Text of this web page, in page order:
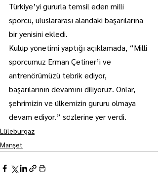
Türkiye’yi gururla temsil eden milli
sporcu, uluslararası alandaki başarılarına
bir yenisini ekledi.
Kulüp yönetimi yaptığı açıklamada, “Milli
sporcumuz Erman Çetiner’i ve
antrenörümüzü tebrik ediyor,
başarılarının devamını diliyoruz. Onlar,
şehrimizin ve ülkemizin gururu olmaya
devam ediyor.” sözlerine yer verdi.
Lüleburgaz
Manşet